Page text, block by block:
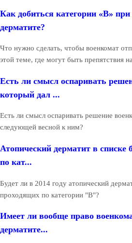
Как добиться категории «В»
дерматите?
Что нужно сделать, чтобы военкомат
этой теме, где могут быть препятствия
Есть ли смысл оспаривать
который дал ...
Есть ли смысл оспаривать решение
следующей весной к ним?
Атопический дерматит в списке
по кат...
Будет ли в 2014 году атопический
проходящих по категории "В"?
Имеет ли вообще право
дерматите...